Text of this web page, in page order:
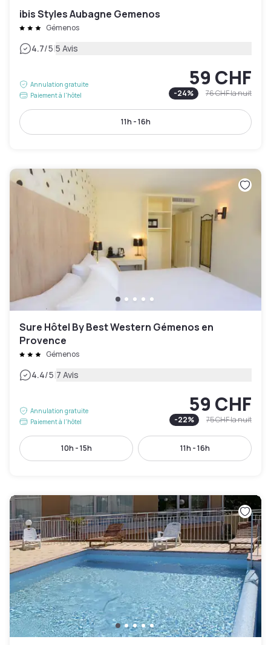
ibis Styles Aubagne Gemenos
Gémenos
4.7/5|5 Avis
Annulation gratuite
Paiement à l'hôtel
59 CHF
-24% 76 CHFla nuit
11h - 16h
Sure Hôtel By Best Western Gémenos en
Provence
Gémenos
4.4/5|7 Avis
Annulation gratuite
Paiement à l'hôtel
59 CHF
-22% 75 CHFla nuit
10h - 15h 11h - 16h